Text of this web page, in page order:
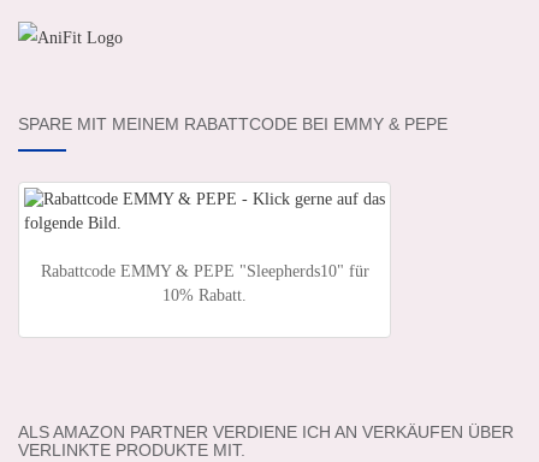
SPARE MIT MEINEM RABATTCODE BEI EMMY & PEPE
Rabattcode EMMY & PEPE "Sleepherds10" für
10% Rabatt.
ALS AMAZON PARTNER VERDIENE ICH AN VERKÄUFEN ÜBER
VERLINKTE PRODUKTE MIT.